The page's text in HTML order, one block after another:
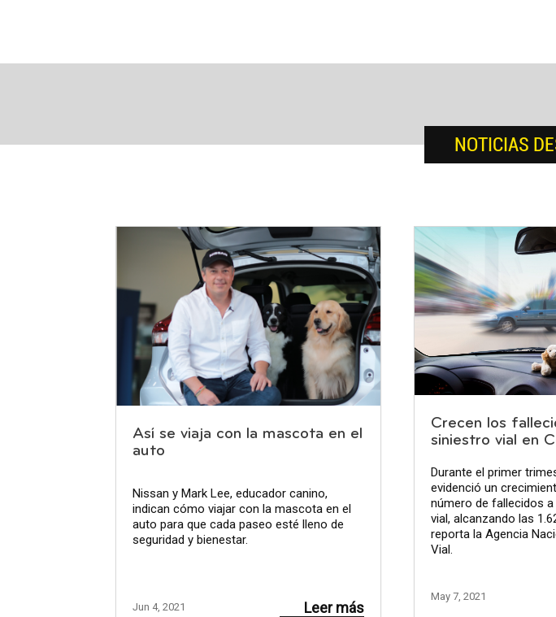
NOTICIAS
Así se viaja con la mascota en el
auto
Nissan y Mark Lee, educador canino,
indican cómo viajar con la mascota en el
auto para que cada paseo esté lleno de
seguridad y bienestar.
Jun 4, 2021 Leer más
Crecen los
siniestro vial en
Durante el primer
evidenció un
número de fallecidos
vial, alcanzando las
reporta la Agencia
Vial.
May 7, 2021